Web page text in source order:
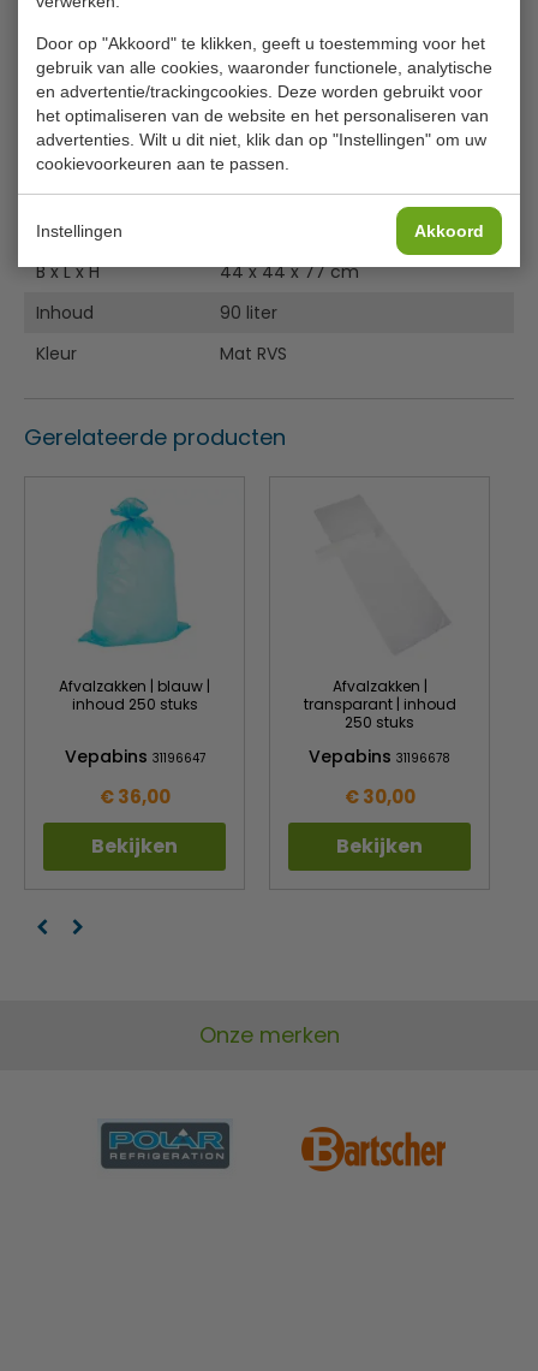
Door op "Akkoord" te klikken, geeft u toestemming voor het
gebruik van alle cookies, waaronder functionele, analytische
en advertentie/trackingcookies. Deze worden gebruikt voor
het optimaliseren van de website en het personaliseren van
advertenties. Wilt u dit niet, klik dan op "Instellingen" om uw
cookievoorkeuren aan te passen.
Instellingen Akkoord
en zorginstellingen.
Zakhouder
Staat op pootjes
Gedempte deksel
Lees meer
Specificaties
Model
VB 058129
Nummer
B x L x H
44 x 44 x 77 cm
Inhoud
90 liter
Kleur
Mat RVS
Gerelateerde producten
Afvalzakken | blauw |
inhoud 250 stuks
Vepabins 31196647
€ 36,00
Bekijken
Afvalzakken |
transparant | inhoud
250 stuks
Vepabins 31196678
€ 30,00
Bekijken
Onze merken